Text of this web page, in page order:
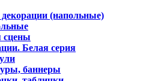
(напольные)
сцены
Белая серия
баннеры